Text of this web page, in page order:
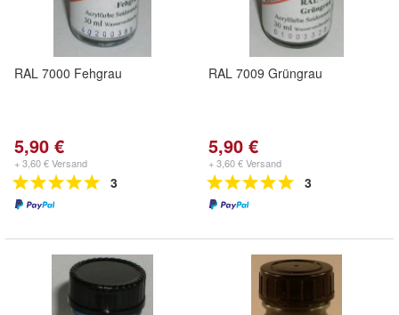
RAL 7000 Fehgrau
5,90 €
+ 3,60 € Versand
3
RAL 7009 Grüngrau
5,90 €
+ 3,60 € Versand
3